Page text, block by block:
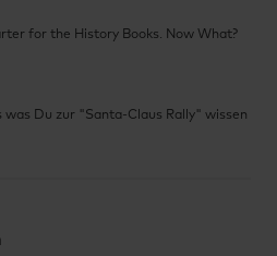
for the History Books. Now What?
was Du zur "Santa-Claus Rally" wissen